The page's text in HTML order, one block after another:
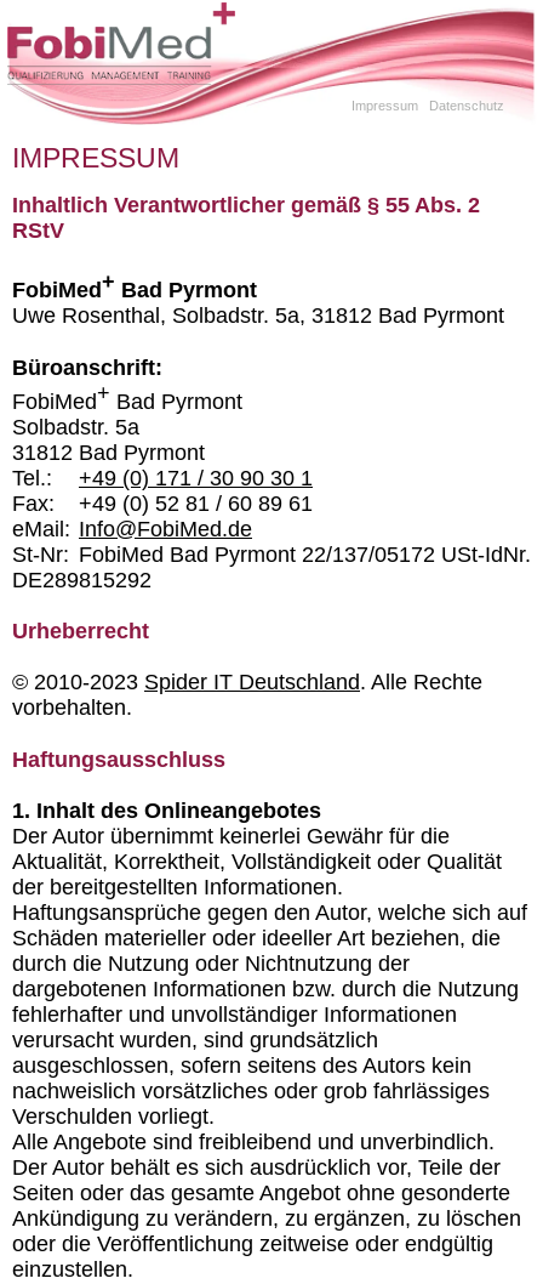
Impressum Datenschutz
IMPRESSUM
Inhaltlich Verantwortlicher gemäß § 55 Abs. 2
RStV
FobiMed+ Bad Pyrmont
Uwe Rosenthal, Solbadstr. 5a, 31812 Bad Pyrmont
Büroanschrift:
FobiMed+ Bad Pyrmont
Solbadstr. 5a
31812 Bad Pyrmont
Tel.:
Fax:
eMail:
St-Nr:
+49 (0) 171 / 30 90 30 1
+49 (0) 52 81 / 60 89 61
Info@FobiMed.de
FobiMed Bad Pyrmont 22/137/05172 USt-IdNr.
DE289815292
Urheberrecht
© 2010-2023 Spider IT Deutschland. Alle Rechte
vorbehalten.
Haftungsausschluss
1. Inhalt des Onlineangebotes
Der Autor übernimmt keinerlei Gewähr für die
Aktualität, Korrektheit, Vollständigkeit oder Qualität
der bereitgestellten Informationen.
Haftungsansprüche gegen den Autor, welche sich auf
Schäden materieller oder ideeller Art beziehen, die
durch die Nutzung oder Nichtnutzung der
dargebotenen Informationen bzw. durch die Nutzung
fehlerhafter und unvollständiger Informationen
verursacht wurden, sind grundsätzlich
ausgeschlossen, sofern seitens des Autors kein
nachweislich vorsätzliches oder grob fahrlässiges
Verschulden vorliegt.
Alle Angebote sind freibleibend und unverbindlich.
Der Autor behält es sich ausdrücklich vor, Teile der
Seiten oder das gesamte Angebot ohne gesonderte
Ankündigung zu verändern, zu ergänzen, zu löschen
oder die Veröffentlichung zeitweise oder endgültig
einzustellen.